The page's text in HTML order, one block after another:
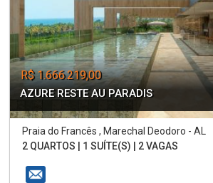
R$ 1.666.219,00
AZURE RESTE AU PARADIS
Praia do Francês , Marechal Deodoro - AL
2 QUARTOS | 1 SUÍTE(S) | 2 VAGAS